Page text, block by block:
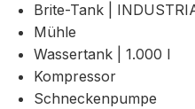
Brite-Tank |
Mühle
Wassertank | 1.000 l
Kompressor
Schneckenpumpe